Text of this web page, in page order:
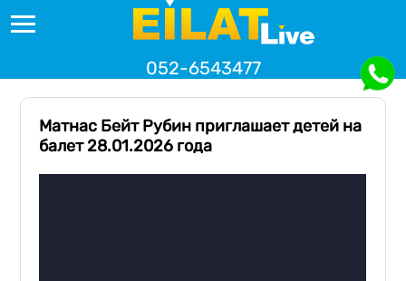
052-6543477
Матнас Бейт Рубин приглашает детей на
балет 28.01.2026 года